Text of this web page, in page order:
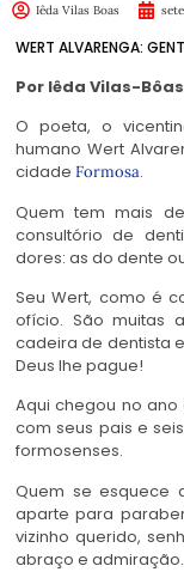
Iêda Vilas Boas
WERT ALVARENGA:
Por Iêda Vilas-Bôas
O poeta, o
humano Wert
cidade Formosa.
Quem tem mais
consultório de
dores: as do dente
Seu Wert, como é
ofício. São muitas
cadeira de dentista
Deus lhe pague!
Aqui chegou no ano
com seus pais e
formosenses.
Quem se esquece
aparte para
vizinho querido,
abraço e admiração.